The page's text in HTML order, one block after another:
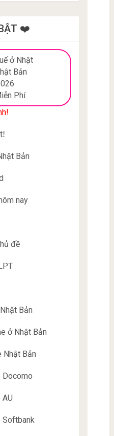
❤️
ở Nhật
Bản
Phí
!
Bản
nay
đề
Bản
ở Nhật Bản
Nhật Bản